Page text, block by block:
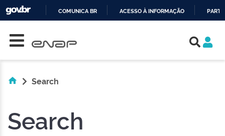
COMUNICA BR ACESSO À INFORMAÇÃO
Search
Search